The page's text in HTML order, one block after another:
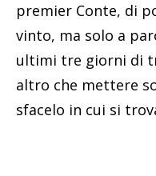
premier Conte, di
vinto, ma solo a
ultimi tre giorni di
altro che mettere
sfacelo in cui si